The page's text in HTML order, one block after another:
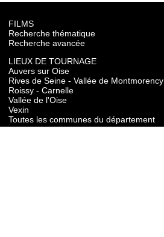
FILMS
Recherche thématique
Recherche avancée
LIEUX DE TOURNAGE
Auvers sur Oise
Rives de Seine - Vallée de Montmorency
Roissy - Carnelle
Vallée de l'Oise
Vexin
Toutes les communes du département